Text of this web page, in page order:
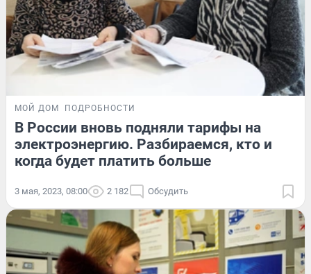
МОЙ ДОМ ПОДРОБНОСТИ
В России вновь подняли тарифы на
электроэнергию. Разбираемся, кто и
когда будет платить больше
3 мая, 2023, 08:00 2 182 Обсудить